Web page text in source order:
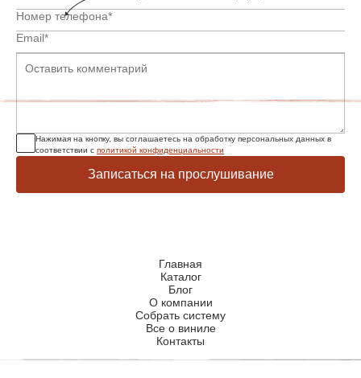
Нажимая на кнопку, вы соглашаетесь на обработку персональных данных в
соответствии с политикой конфиденциальности
Записаться на прослушивание
Главная
Каталог
Блог
О компании
Собрать систему
Все о виниле
Контакты